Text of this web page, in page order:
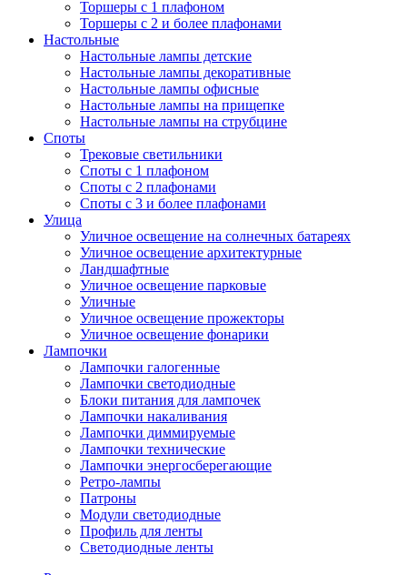
Торшеры с 1 плафоном
Торшеры с 2 и более плафонами
Настольные
Настольные лампы детские
Настольные лампы декоративные
Настольные лампы офисные
Настольные лампы на прищепке
Настольные лампы на струбцине
Споты
Трековые светильники
Споты с 1 плафоном
Споты с 2 плафонами
Споты с 3 и более плафонами
Улица
Уличное освещение на солнечных батареях
Уличное освещение архитектурные
Ландшафтные
Уличное освещение парковые
Уличные
Уличное освещение прожекторы
Уличное освещение фонарики
Лампочки
Лампочки галогенные
Лампочки светодиодные
Блоки питания для лампочек
Лампочки накаливания
Лампочки диммируемые
Лампочки технические
Лампочки энергосберегающие
Ретро-лампы
Патроны
Модули светодиодные
Профиль для ленты
Светодиодные ленты